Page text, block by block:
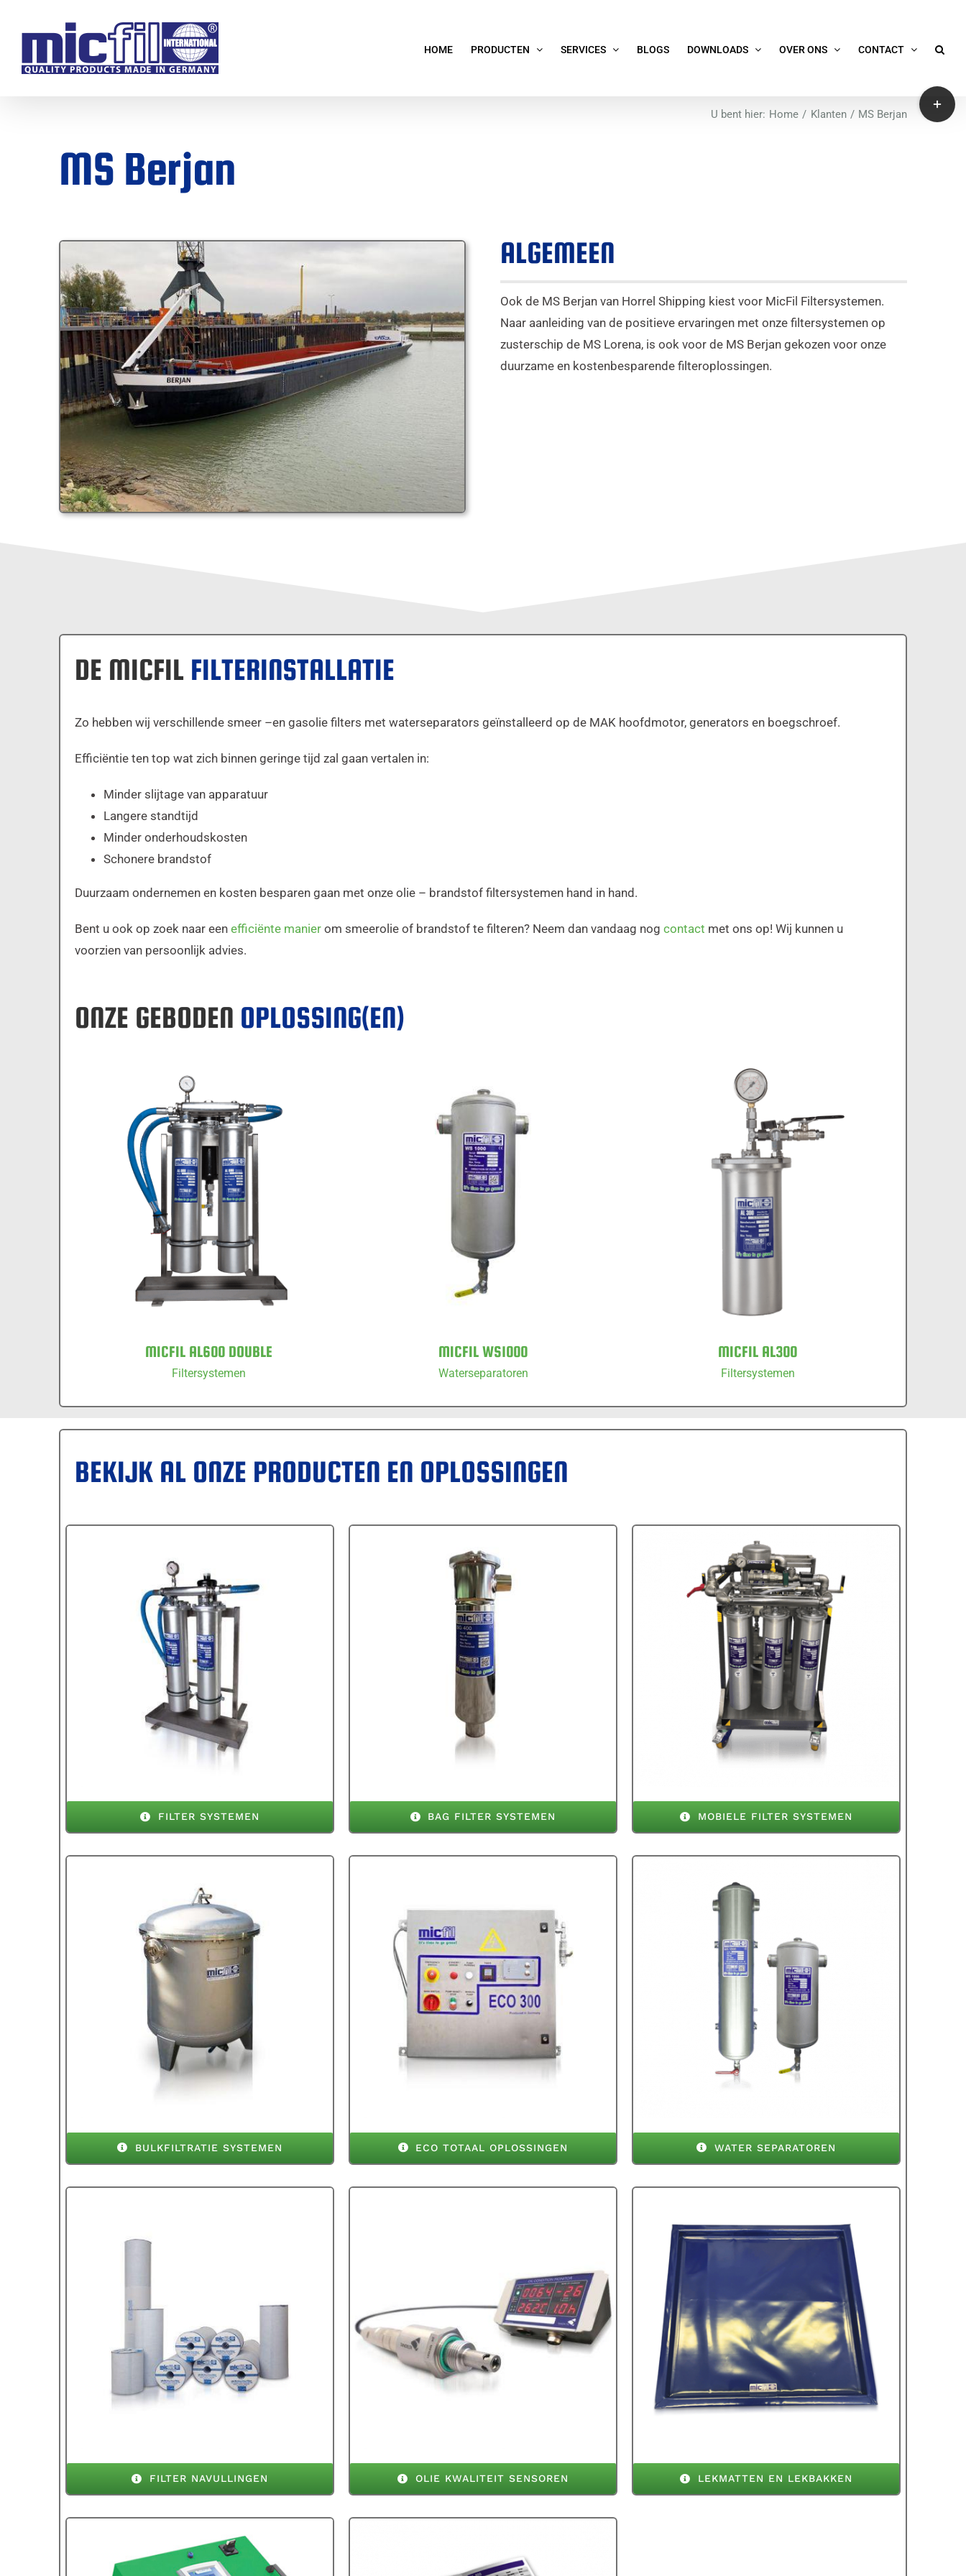
naar
HOME PRODUCTEN SERVICES BLOGS DOWNLOADS OVER ONS CONTACT
U bent hier: Home Klanten MS Berjan
MS Berjan
ALGEMEEN
Ook de MS Berjan van Horrel Shipping kiest voor MicFil Filtersystemen.
Naar aanleiding van de positieve ervaringen met onze filtersystemen op
zusterschip de MS Lorena, is ook voor de MS Berjan gekozen voor onze
duurzame en kostenbesparende filteroplossingen.
DE MICFIL FILTERINSTALLATIE
Zo hebben wij verschillende smeer –en gasolie filters met waterseparators geïnstalleerd op de MAK hoofdmotor, generators en boegschroef.
Efficiëntie ten top wat zich binnen geringe tijd zal gaan vertalen in:
Minder slijtage van apparatuur
Langere standtijd
Minder onderhoudskosten
Schonere brandstof
Duurzaam ondernemen en kosten besparen gaan met onze olie – brandstof filtersystemen hand in hand.
Bent u ook op zoek naar een efficiënte manier om smeerolie of brandstof te filteren? Neem dan vandaag nog contact met ons op! Wij kunnen u
voorzien van persoonlijk advies.
ONZE GEBODEN OPLOSSING(EN)
MICFIL AL600 DOUBLE
MICFIL AL600 DOUBLE
Filtersystemen
MICFIL WS1000
MICFIL WS1000
Waterseparatoren
MICFIL AL300
MICFIL AL300
Filtersystemen
BEKIJK AL ONZE PRODUCTEN EN OPLOSSINGEN
FILTER SYSTEMEN BAG FILTER SYSTEMEN MOBIELE FILTER SYSTEMEN
BULKFILTRATIE SYSTEMEN ECO TOTAAL OPLOSSINGEN WATER SEPARATOREN
FILTER NAVULLINGEN OLIE KWALITEIT SENSOREN LEKMATTEN EN LEKBAKKEN
Toggle
Sliding